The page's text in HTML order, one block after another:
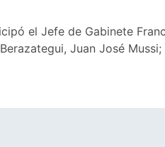
el Jefe de Gabinete
Juan José